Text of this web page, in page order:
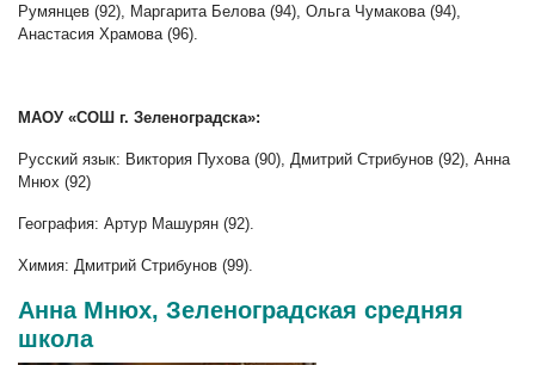
Румянцев (92), Маргарита Белова (94), Ольга Чумакова (94),
Анастасия Храмова (96).
МАОУ «СОШ г. Зеленоградска»:
Русский язык: Виктория Пухова (90), Дмитрий Стрибунов (92), Анна
Мнюх (92)
География: Артур Машурян (92).
Химия: Дмитрий Стрибунов (99).
Анна Мнюх, Зеленоградская средняя
школа